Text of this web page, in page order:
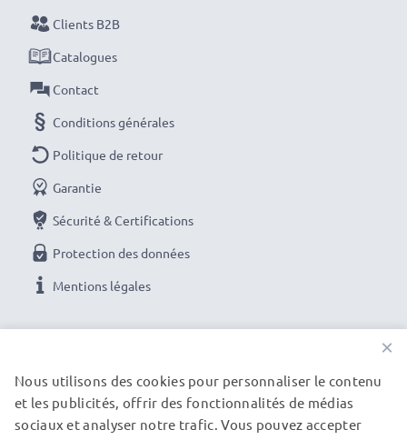
Clients B2B
Catalogues
Contact
Conditions générales
Politique de retour
Garantie
Sécurité & Certifications
Protection des données
Mentions légales
NOS PARTENAIRES DE LIVRAISON
×
Nous utilisons des cookies pour personnaliser le contenu
et les publicités, offrir des fonctionnalités de médias
sociaux et analyser notre trafic. Vous pouvez accepter